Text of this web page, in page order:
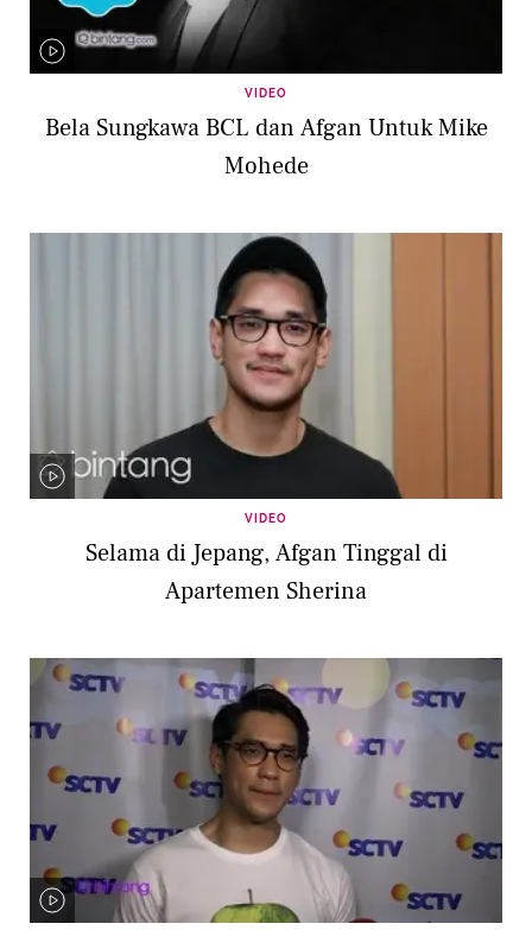
VIDEO
Bela Sungkawa BCL dan Afgan Untuk Mike
Mohede
VIDEO
Selama di Jepang, Afgan Tinggal di
Apartemen Sherina